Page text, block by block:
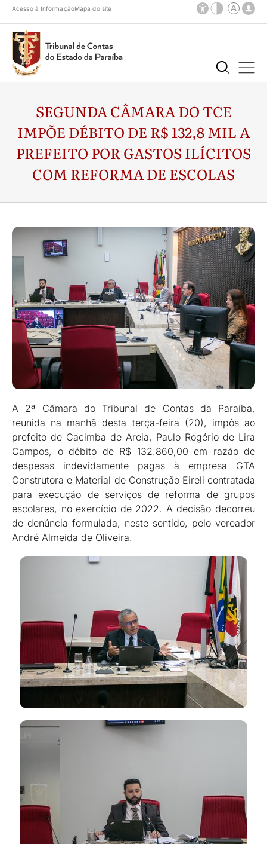
Acesso à InformaçãoMapa do site
SEGUNDA CÂMARA DO TCE
IMPÕE DÉBITO DE R$ 132,8 MIL A
PREFEITO POR GASTOS ILÍCITOS
COM REFORMA DE ESCOLAS
A 2ª Câmara do Tribunal de Contas da Paraíba,
reunida na manhã desta terça-feira (20), impôs ao
prefeito de Cacimba de Areia, Paulo Rogério de Lira
Campos, o débito de R$ 132.860,00 em razão de
despesas indevidamente pagas à empresa GTA
Construtora e Material de Construção Eireli contratada
para execução de serviços de reforma de grupos
escolares, no exercício de 2022. A decisão decorreu
de denúncia formulada, neste sentido, pelo vereador
André Almeida de Oliveira.